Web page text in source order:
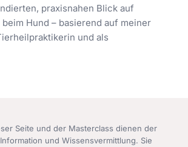
praxisnahen Blick auf
Hund – basierend auf meiner
und als
Seite und der Masterclass dienen der
und Wissensvermittlung. Sie